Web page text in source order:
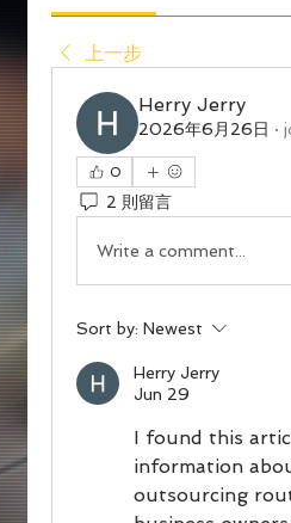
上一步
Herry Jerry
2026年6月26日 ·
0
2 則留言
Write a comment...
Sort by: Newest
Herry Jerry
Jun 29
I found this
information
outsourcing